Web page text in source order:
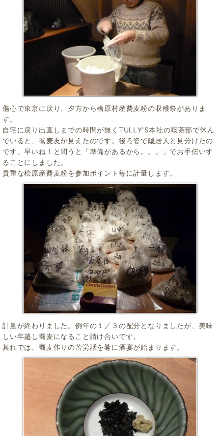
傷心で東京に戻り、夕方から檜原村産蕎麦粉の収穫祭がありま
す。
自宅に戻り出直しまでの時間が無くTULLY’S本社の喫茶部で休ん
でいると、蕎麦友が見えたのです。後ろ姿で隠居人と見分けたの
です。早いね！と問うと「準備があるから。。。」でお手伝いす
ることにしました。
貴重な桧原産蕎麦粉を参加ポイント毎に計量します。
計量が終わりました。例年の１／３の配分となりましたが、美味
しい年越し蕎麦になること請け合いです。
其れでは、蕎麦作りの苦労話を肴に酒宴が始まります。